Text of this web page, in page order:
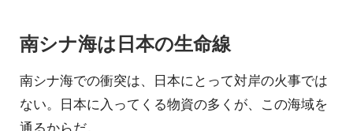
南シナ海は日本の生命線
南シナ海での衝突は、日本にとって対岸の火事では
ない。日本に入ってくる物資の多くが、この海域を
通るからだ。